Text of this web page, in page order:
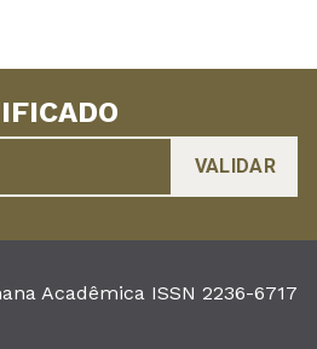
Acadêmica ISSN 2236-6717